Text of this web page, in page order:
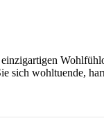
sich wohltuende,